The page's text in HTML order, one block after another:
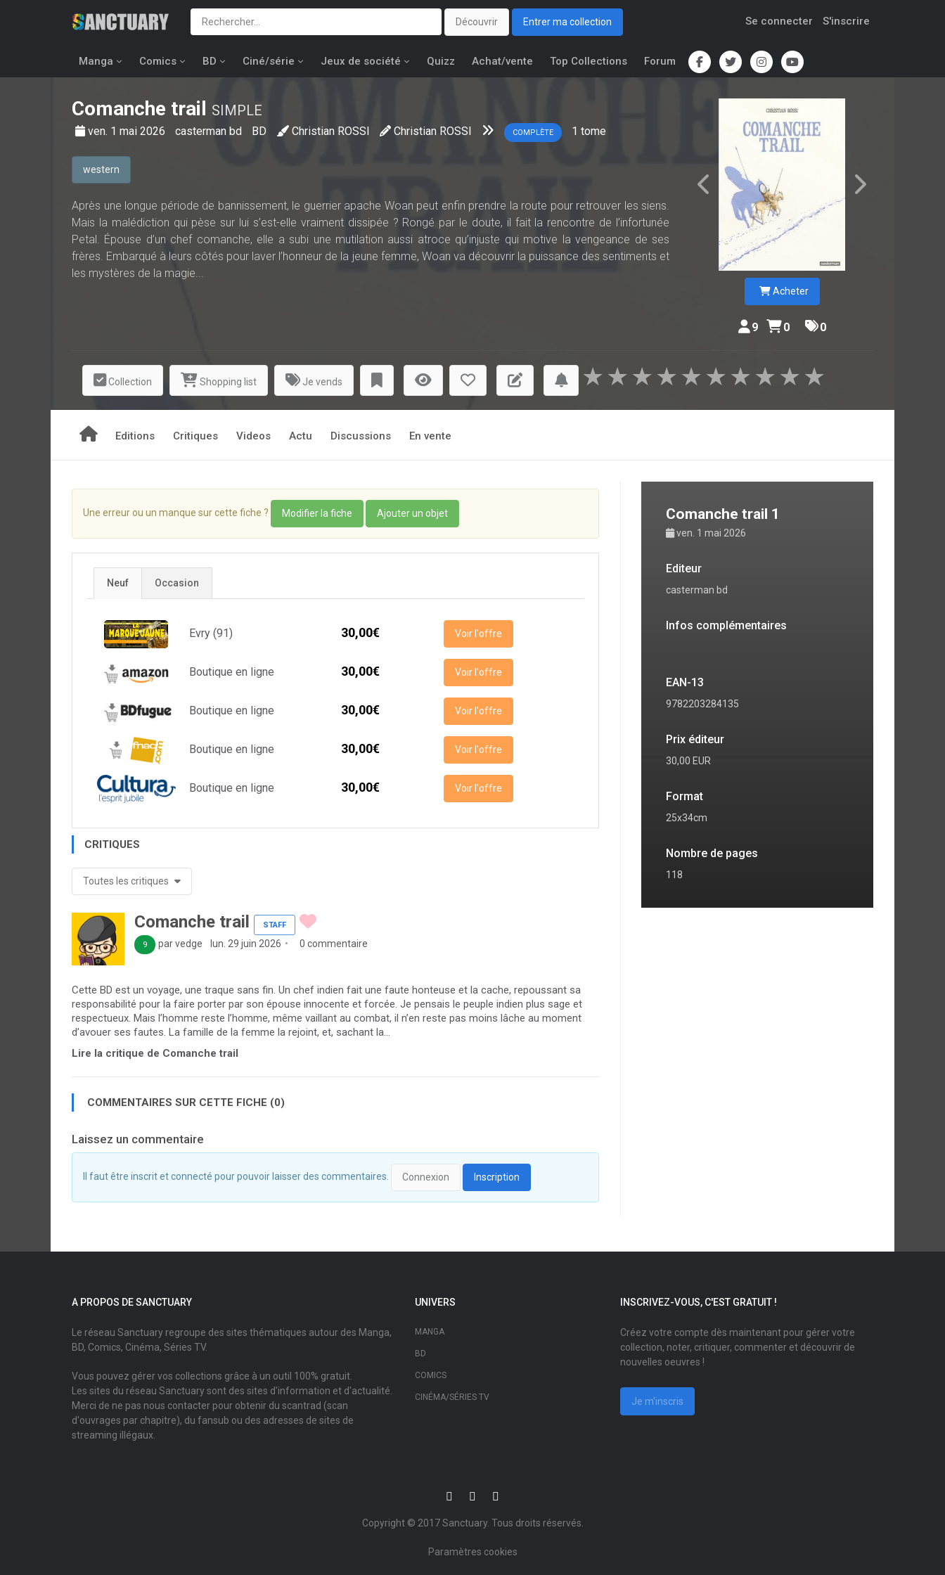
Découvrir Entrer ma collection Se connecter S'inscrire
Manga Comics BD Ciné/série Jeux de société Quizz Achat/vente Top Collections Forum
Comanche trail SIMPLE
ven. 1 mai 2026 casterman bd BD Christian ROSSI Christian ROSSI COMPLÈTE 1 tome
western
Après une longue période de bannissement, le guerrier apache Woan peut enfin prendre la route pour retrouver les siens.
Mais la malédiction qui pèse sur lui s’est-elle vraiment dissipée ? Rongé par le doute, il fait la rencontre de l’infortunée
Petal. Épouse d’un chef comanche, elle a subi une mutilation aussi atroce qu’injuste qui motive la vengeance de ses
frères. Embarqué à leurs côtés pour laver l’honneur de la jeune femme, Woan va découvrir la puissance des sentiments et
les mystères de la magie...
Acheter
9 0 0
Collection Shopping list Je vends ★
★
★
★
★
★
★
★
★
★
Editions Critiques Videos Actu Discussions En vente
Une erreur ou un manque sur cette fiche ? Modifier la fiche Ajouter un objet
Neuf Occasion
Evry (91) 30,00€ Voir l'offre
Boutique en ligne 30,00€ Voir l'offre
Boutique en ligne 30,00€ Voir l'offre
Boutique en ligne 30,00€ Voir l'offre
Boutique en ligne 30,00€ Voir l'offre
CRITIQUES
Toutes les critiques
Comanche trail STAFF
9 par vedge lun. 29 juin 2026 0 commentaire
Cette BD est un voyage, une traque sans fin. Un chef indien fait une faute honteuse et la cache, repoussant sa
responsabilité pour la faire porter par son épouse innocente et forcée. Je pensais le peuple indien plus sage et
respectueux. Mais l’homme reste l’homme, même vaillant au combat, il n’en reste pas moins lâche au moment
d’avouer ses fautes. La famille de la femme la rejoint, et, sachant la...
Lire la critique de Comanche trail
COMMENTAIRES SUR CETTE FICHE (0)
Laissez un commentaire
Il faut être inscrit et connecté pour pouvoir laisser des commentaires. Connexion Inscription
Comanche trail 1
ven. 1 mai 2026
Editeur
casterman bd
Infos complémentaires
EAN-13
9782203284135
Prix éditeur
30,00 EUR
Format
25x34cm
Nombre de pages
118
A PROPOS DE SANCTUARY
Le réseau Sanctuary regroupe des sites thématiques autour des Manga,
BD, Comics, Cinéma, Séries TV.
Vous pouvez gérer vos collections grâce à un outil 100% gratuit.
Les sites du réseau Sanctuary sont des sites d'information et d'actualité.
Merci de ne pas nous contacter pour obtenir du scantrad (scan
d'ouvrages par chapitre), du fansub ou des adresses de sites de
streaming illégaux.
UNIVERS
MANGA
BD
COMICS
CINÉMA/SÉRIES TV
INSCRIVEZ-VOUS, C'EST GRATUIT !
Créez votre compte dès maintenant pour gérer votre
collection, noter, critiquer, commenter et découvrir de
nouvelles oeuvres !
Je m'inscris
Copyright © 2017Sanctuary. Tous droits réservés.
Paramètres cookies